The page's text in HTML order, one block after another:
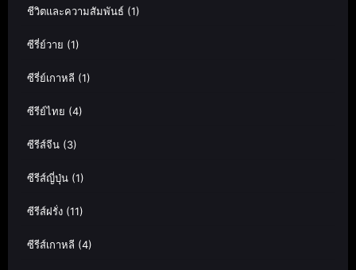
ชีวิตและความสัมพันธ์ (1)
ซีรี่ย์วาย (1)
ซีรี่ย์เกาหลี (1)
ซีรีย์ไทย (4)
ซีรีส์จีน (3)
ซีรีส์ญี่ปุ่น (1)
ซีรีส์ฝรั่ง (11)
ซีรีส์เกาหลี (4)